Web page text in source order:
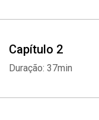
Capítulo 2
Duração: 37min